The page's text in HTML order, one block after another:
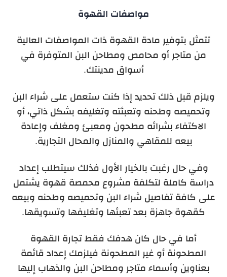
مواصفات القهوة
تتمثل بتوفير مادة القهوة ذات المواصفات العالية
من متاجر أو محامص ومطاحن البن المتوفرة في
أسواق مدينتك.
ويلزم قبل ذلك تحديد إذا كنت ستعمل على شراء البن
وتحميصه وطحنه وتعبئته وتغليفه بشكل ذاتي، أو
الاكتفاء بشرائه مطحون ومعبئ ومغلف وإعادة
بيعه للمقاهي والمنازل والمحال التجارية.
وفي حال رغبت بالخيار الأول فذلك سيتطلب إعداد
دراسة كاملة لتكلفة مشروع محمصة قهوة يشتمل
على كافة تفاصيل شراء البن وتحميصه وطحنه وبيعه
كقهوة جاهزة بعد تعبئها وتغليفها وتسويقها.
أما في حال كان هدفك فقط تجارة القهوة
المطحونة أو غير المطحونة فيلزمك إعداد قائمة
بعناوين وأسماء متاجر ومطاحن البن والذهاب إليها